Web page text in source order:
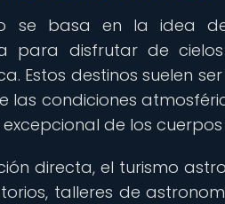
se basa en la idea
para disfrutar de
Estos destinos suelen
las condiciones
de los cuerpos
directa, el turismo
talleres de